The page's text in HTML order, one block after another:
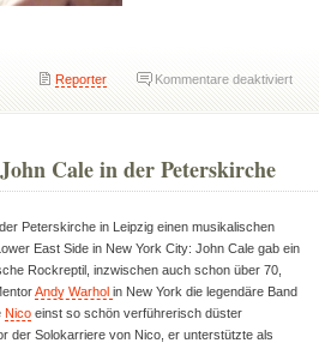
Reporter Kommentare deaktiviertfür
Patti
Cale in der Peterskirche
Peterskirche in Leipzig einen musikalischen
East Side in New York City: John Cale gab ein
Rockreptil, inzwischen auch schon über 70,
Andy Warhol in New York die legendäre Band
Nicoeinst so schön verführerisch düster
der Solokarriere von Nico, er unterstützte als